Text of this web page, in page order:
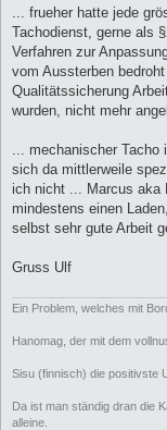
... frueher hatte jede
Tachodienst, gerne als
Verfahren zur
vom Aussterben
Qualitätssicherung
wurden, nicht mehr
... mechanischer Tacho
sich da mittlerweile
ich nicht ... Marcus aka
mindestens einen
selbst sehr gute Arbeit
Gruss Ulf
Ein Problem, welches mit
Hanomag, der mit dem
Sisu (finnisch) die positivste
Da ist man ständig dran die
alleine.